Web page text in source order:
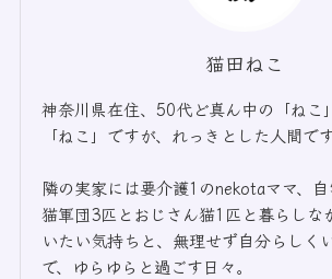
猫田ねこ
神奈川県在住、50代ど真ん中の「ねこ
「ねこ」ですが、れっきとした人間です
隣の実家には要介護1のnekotaママ、
猫軍団3匹とおじさん猫1匹と暮らしな
いたい気持ちと、無理せず自分らしく
で、ゆらゆらと過ごす日々。